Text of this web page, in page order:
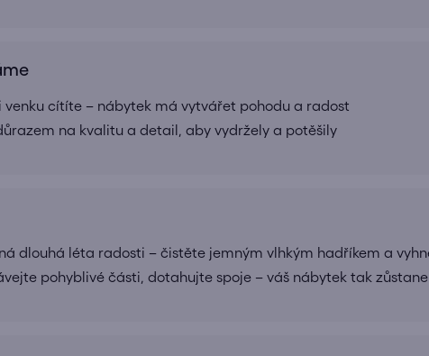
venku cítíte – nábytek má vytvářet pohodu a radost
na kvalitu a detail, aby vydržely a potěšily
dlouhá léta radosti – čistěte jemným vlhkým hadříkem a
pohyblivé části, dotahujte spoje – váš nábytek tak